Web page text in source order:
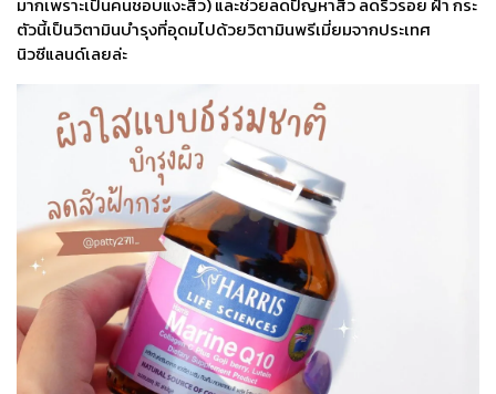
ตัวนี้เป็นวิตามินบำรุงที่อุดมไปด้วยวิตามินพรีเมี่ยมจากประเทศ
นิวซีแลนด์เลยล่ะ